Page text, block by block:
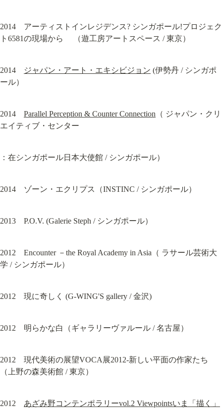
2014　アーティストインレジデンス? シンガポール!プロジェク
ト6581の現場から 　（遊工房アートスペース / 東京）
2014 ジャパン・アート・エキシビジョン (伊勢丹 / シンガポ
ール）
2014 Parallel Perception & Counter Connection （ ジャパン・クリ
エイティブ・センター
：在シンガポール日本大使館 / シンガポール）
2014　ゾーン・エクリプス（INSTINC / シンガポール）
2013　P.O.V. (Galerie Steph / シンガポール）
2012　Encounter －the Royal Academy in Asia（ ラサール芸術大
学 / シンガポール）
2012　現に奇しく (G-WING'S gallery / 金沢)
2012　明らかな白（ギャラリーヴァルール / 名古屋）
2012　現代美術の展望VOCA展2012-新しい平面の作家たち
（上野の森美術館 / 東京）
2012 あざみ野コンテンポラリーvol.2 Viewpointsいま「描く」